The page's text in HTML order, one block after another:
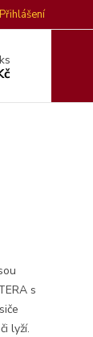
Přihlášení
ks
s
lyží.